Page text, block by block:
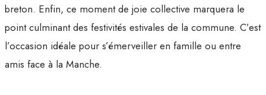
breton. Enfin, ce moment de joie collective marquera le
point culminant des festivités estivales de la commune. C’est
l’occasion idéale pour s’émerveiller en famille ou entre
amis face à la Manche.